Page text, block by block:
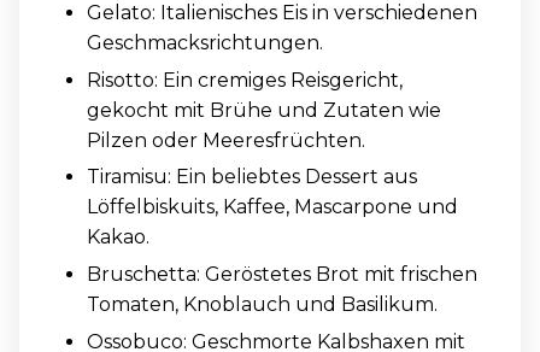
Gelato: Italienisches Eis in verschiedenen
Geschmacksrichtungen.
Risotto: Ein cremiges Reisgericht,
gekocht mit Brühe und Zutaten wie
Pilzen oder Meeresfrüchten.
Tiramisu: Ein beliebtes Dessert aus
Löffelbiskuits, Kaffee, Mascarpone und
Kakao.
Bruschetta: Geröstetes Brot mit frischen
Tomaten, Knoblauch und Basilikum.
Ossobuco: Geschmorte Kalbshaxen mit